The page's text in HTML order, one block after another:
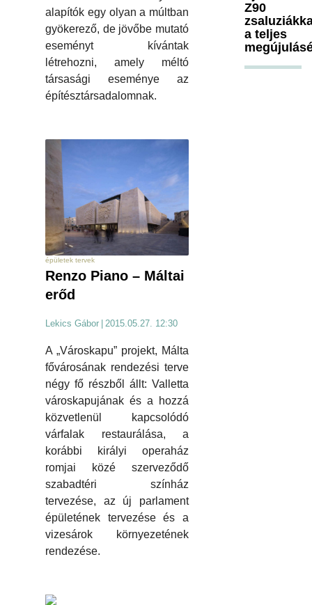
alapítók egy olyan a múltban
gyökerező, de jövőbe mutató
eseményt kívántak
létrehozni, amely méltó
társasági eseménye az
építésztársadalomnak.
épületek tervek
Renzo Piano – Máltai
erőd
Lekics Gábor | 2015.05.27. 12:30
A „Városkapu” projekt, Málta
fővárosának rendezési terve
négy fő részből állt: Valletta
városkapujának és a hozzá
közvetlenül kapcsolódó
várfalak restaurálása, a
korábbi királyi operaház
romjai közé szerveződő
szabadtéri színház
tervezése, az új parlament
épületének tervezése és a
vizesárok környezetének
rendezése.
Z90
a teljes